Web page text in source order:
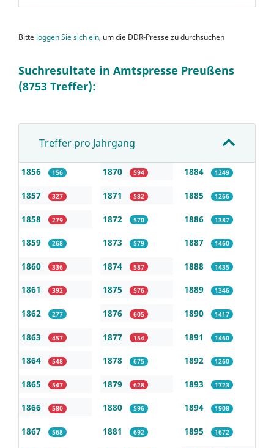
Bitte loggen Sie sich ein, um die DDR-Presse zu durchsuchen
Suchresultate in Amtspresse Preußens
(8753 Treffer):
Treffer pro Jahrgang
1856 156
1857 327
1858 279
1859 268
1860 336
1861 392
1862 277
1863 457
1864 548
1865 547
1866 580
1867 568
1870 594
1871 582
1872 570
1873 579
1874 587
1875 576
1876 605
1877 154
1878 675
1879 628
1880 596
1881 692
1884 1249
1885 1266
1886 1387
1887 1460
1888 1435
1889 1346
1890 1417
1891 1460
1892 1260
1893 1723
1894 1908
1895 1672